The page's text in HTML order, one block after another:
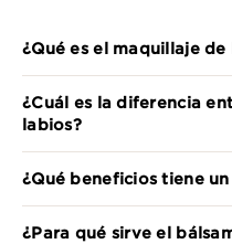
¿Qué es el maquillaje de
¿Cuál es la diferencia
labios?
¿Qué beneficios tiene
¿Para qué sirve el